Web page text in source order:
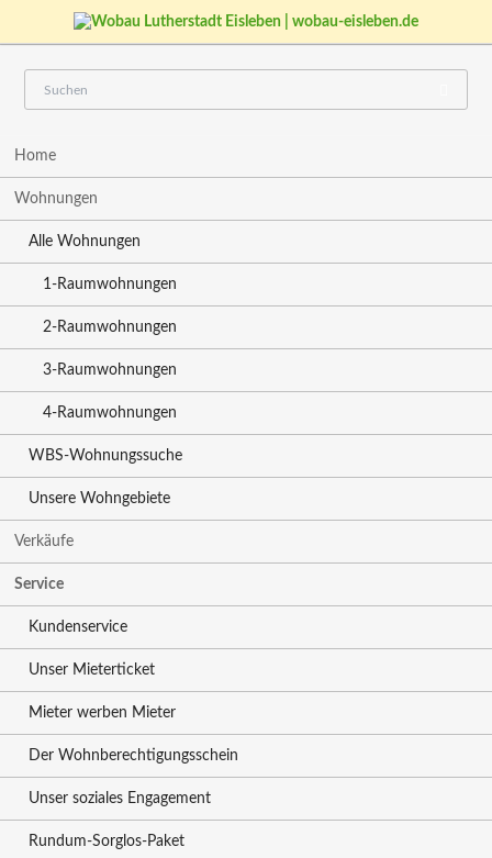
Home
Wohnungen
Alle Wohnungen
1-Raumwohnungen
2-Raumwohnungen
3-Raumwohnungen
4-Raumwohnungen
WBS-Wohnungssuche
Unsere Wohngebiete
Verkäufe
Service
Kundenservice
Unser Mieterticket
Mieter werben Mieter
Der Wohnberechtigungsschein
Unser soziales Engagement
Rundum-Sorglos-Paket